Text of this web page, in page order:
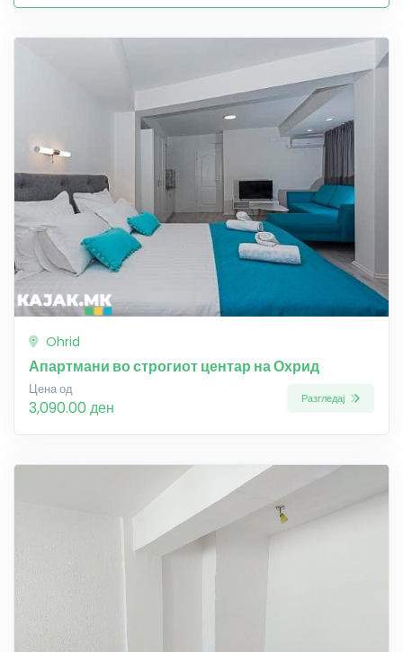
Ohrid
Апартмани во строгиот центар на Охрид
Цена од
3,090.00 ден Разгледај